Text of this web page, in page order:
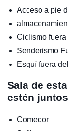
Acceso a pie
Ciclismo fuera
Senderismo
Esquí fuera
Sala de
estén juntos
Comedor